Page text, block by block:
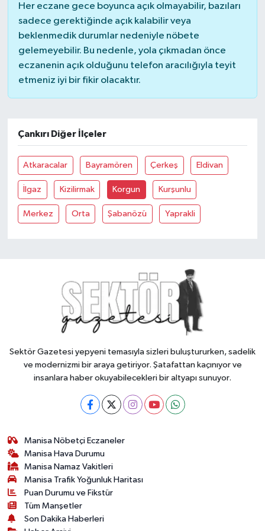
Her eczane gece boyunca açık olmayabilir, bazıları
sadece gerektiğinde açık kalabilir veya
beklenmedik durumlar nedeniyle nöbete
gelemeyebilir. Bu nedenle, yola çıkmadan önce
eczanenin açık olduğunu telefon aracılığıyla teyit
etmeniz iyi bir fikir olacaktır.
Çankırı Diğer İlçeler
Atkaracalar Bayramören Çerkeş Eldivan
İlgaz Kizilirmak Korgun Kurşunlu
Merkez Orta Şabanözü Yaprakli
Sektör Gazetesi yepyeni temasıyla sizleri buluştururken, sadelik
ve modernizmi bir araya getiriyor. Şatafattan kaçınıyor ve
insanlara haber okuyabilecekleri bir altyapı sunuyor.
Manisa Nöbetçi Eczaneler
Manisa Hava Durumu
Manisa Namaz Vakitleri
Manisa Trafik Yoğunluk Haritası
Puan Durumu ve Fikstür
Tüm Manşetler
Son Dakika Haberleri
YUNUSEMRE
MANİSA'YI KEŞFET
TÜRKİYE'DE TREND HABERLER
ÖZEL HABER